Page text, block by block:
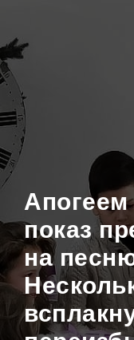
Апогеем
показ
на